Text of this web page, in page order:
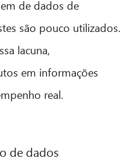
de dados de
são pouco utilizados.
lacuna,
em informações
real.
de dados